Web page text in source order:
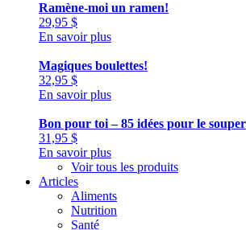
Ramène-moi un ramen!
29,95 $
En savoir plus
Magiques boulettes!
32,95 $
En savoir plus
Bon pour toi – 85 idées pour le souper
31,95 $
En savoir plus
Voir tous les produits
Articles
Aliments
Nutrition
Santé